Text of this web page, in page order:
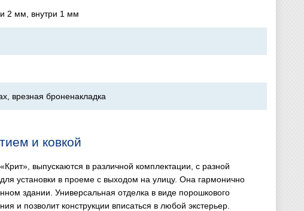
2 мм, внутри 1 мм
врезная броненакладка
и ковкой
выпускаются в различной комплектации, с разной
установки в проеме с выходом на улицу. Она гармонично
здании. Универсальная отделка в виде порошкового
и позволит конструкции вписаться в любой экстерьер.